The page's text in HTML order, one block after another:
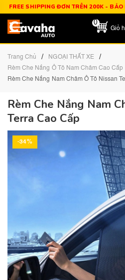
FREE SHIPPING ĐƠN TRÊN 200K -
0
Giỏ
Trang Chủ / NGOẠI THẤT XE /
Rèm Che Nắng Ô Tô Nam Châm Cao Cấp
Rèm Che Nắng Nam Châm Ô Tô Nissan
Rèm Che Nắng Nam
Terra Cao Cấp
-34%